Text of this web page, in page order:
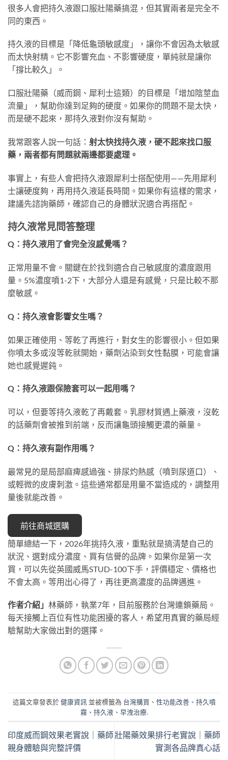
很多人會把持久液跟口服壯陽藥搞混，但其實兩者是完全不
同的東西。
持久液的目標是「降低龜頭敏感度」，讓你不會因為太敏感
而太快射精。它不影響充血、不影響硬度，單純就是讓你
「撐比較久」。
口服壯陽藥（威而鋼、犀利士這類）的目標是「增加陰莖血
流量」，幫助你達到足夠的硬度。如果你的問題不是太快，
而是硬不起來，那持久液對你沒有幫助。
我常跟客人說一句話： 射太快找持久液，硬不起來找口服
藥，兩者都有問題就兩邊都要處理。
事實上，有些人會把持久液跟犀利士搭配使用——先用犀利
士讓硬度夠，再用持久液延長時間。如果你有這樣的需求，
建議先諮詢藥師，確認自己的身體狀況適合再搭配。
持久液常見問答整理
Q：持久液用了會完全沒感覺嗎？
正常用量不會。關鍵在於找到適合自己敏感度的濃度跟用
量。5%濃度噴1-2下，大部分人還是有感覺，只是比較不那
麼敏感。
Q：持久液會影響女生嗎？
如果正確使用、等乾了再進行，對女生的影響很小。但如果
你噴太多或沒等乾就開始，藥劑沾染到女性黏膜，可能會讓
她也感覺遲鈍。
Q：持久液跟保險套可以一起用嗎？
可以，但要等持久液乾了再戴套。乳膠材質遇上藥液，沒乾
的話藥劑會被推到前端，反而讓龜頭接觸更濃的藥量。
Q：持久液有副作用嗎？
最常見的是局部麻痺感過強、排尿灼熱感（噴到尿道口）、
或輕微的皮膚刺激。這些通常都是用量不當造成的，調整用
量後就能改善。
前往商城選購
簡單總結一下，2026年挑持久液，重點就是搞清楚自己的
狀況、選對成分濃度、買有信譽的品牌。如果你是第一次
買，可以先從英國威馬STUD-100下手，評價穩定、價格也
不會太高。等用出心得了，再往更高濃度的品牌邁進。
作者介紹」 林藥師，執業7年，目前服務於台灣連鎖藥局。
每天接觸上百位有性功能困擾的客人，希望用真實的藥局經
驗幫助大家做出對的選擇。
這篇文章發表於健康資訊 並被標籤為 台灣購買 、 性功能改善、 持久噴
霧 、 持久液、 早洩治療.
印度威而鋼效果老實說｜藥師
親身體驗與完整評價
壯陽藥效果排行老實說｜藥師
實測各品牌真心話